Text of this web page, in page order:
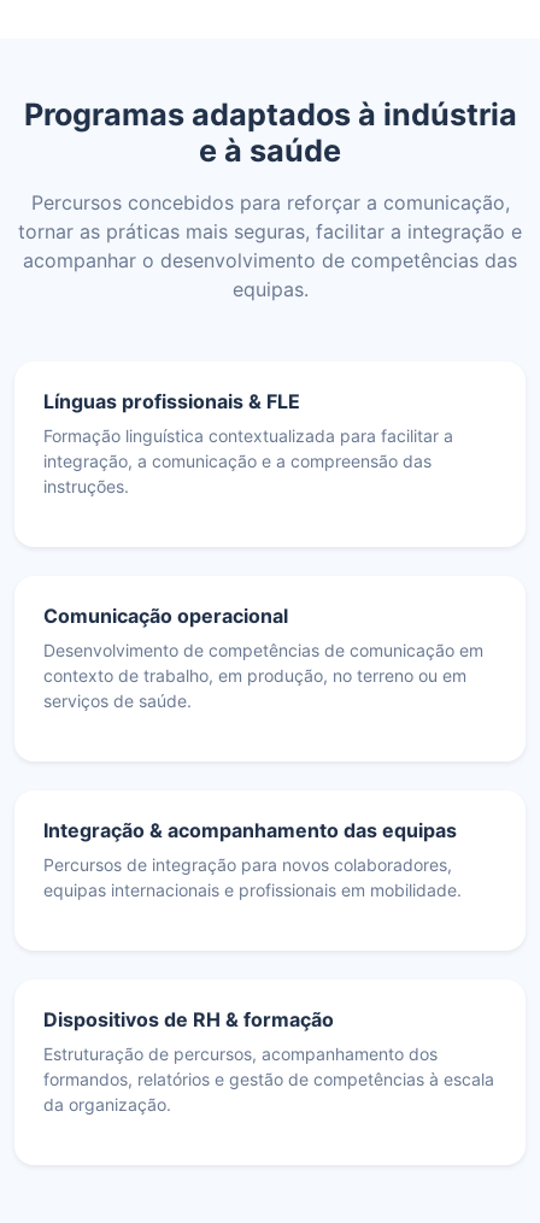
Programas adaptados à indústria
e à saúde
Percursos concebidos para reforçar a comunicação,
tornar as práticas mais seguras, facilitar a integração e
acompanhar o desenvolvimento de competências das
equipas.
Línguas profissionais & FLE
Formação linguística contextualizada para facilitar a
integração, a comunicação e a compreensão das
instruções.
Comunicação operacional
Desenvolvimento de competências de comunicação em
contexto de trabalho, em produção, no terreno ou em
serviços de saúde.
Integração & acompanhamento das equipas
Percursos de integração para novos colaboradores,
equipas internacionais e profissionais em mobilidade.
Dispositivos de RH & formação
Estruturação de percursos, acompanhamento dos
formandos, relatórios e gestão de competências à escala
da organização.